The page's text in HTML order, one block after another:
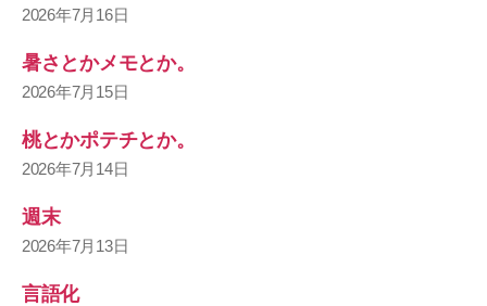
2026年7月16日
暑さとかメモとか。
2026年7月15日
桃とかポテチとか。
2026年7月14日
週末
2026年7月13日
言語化